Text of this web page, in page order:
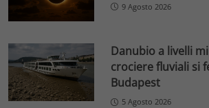
9 Agosto 2026
Danubio a livelli
crociere fluviali si
Budapest
5 Agosto 2026